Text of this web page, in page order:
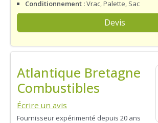
Conditionnement :Vrac, Palette, Sac
Devis
Atlantique Bretagne
Combustibles
Écrire un avis
Fournisseur expérimenté depuis 20 ans